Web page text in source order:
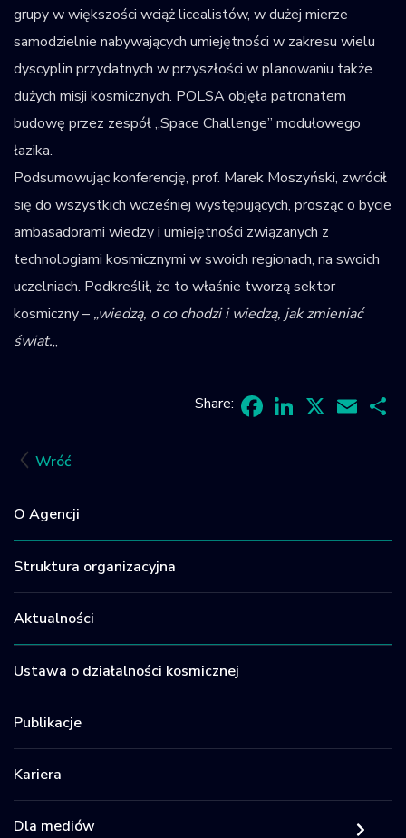
Wróć
O Agencji
Struktura organizacyjna
Aktualności
Ustawa o działalności kosmicznej
Publikacje
Kariera
Dla mediów
grupy w większości wciąż licealistów, w dużej mierze
samodzielnie nabywających umiejętności w zakresu wielu
dyscyplin przydatnych w przyszłości w planowaniu także
dużych misji kosmicznych. POLSA objęła patronatem
budowę przez zespół „Space Challenge” modułowego
łazika.
Podsumowując konferencję, prof. Marek Moszyński, zwrócił
się do wszystkich wcześniej występujących, prosząc o bycie
ambasadorami wiedzy i umiejętności związanych z
technologiami kosmicznymi w swoich regionach, na swoich
uczelniach. Podkreślił, że to właśnie tworzą sektor
kosmiczny – „wiedzą, o co chodzi i wiedzą, jak zmieniać
świat.„
Share: